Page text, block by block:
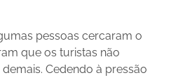
pessoas cercaram o
que os turistas não
Cedendo à pressão